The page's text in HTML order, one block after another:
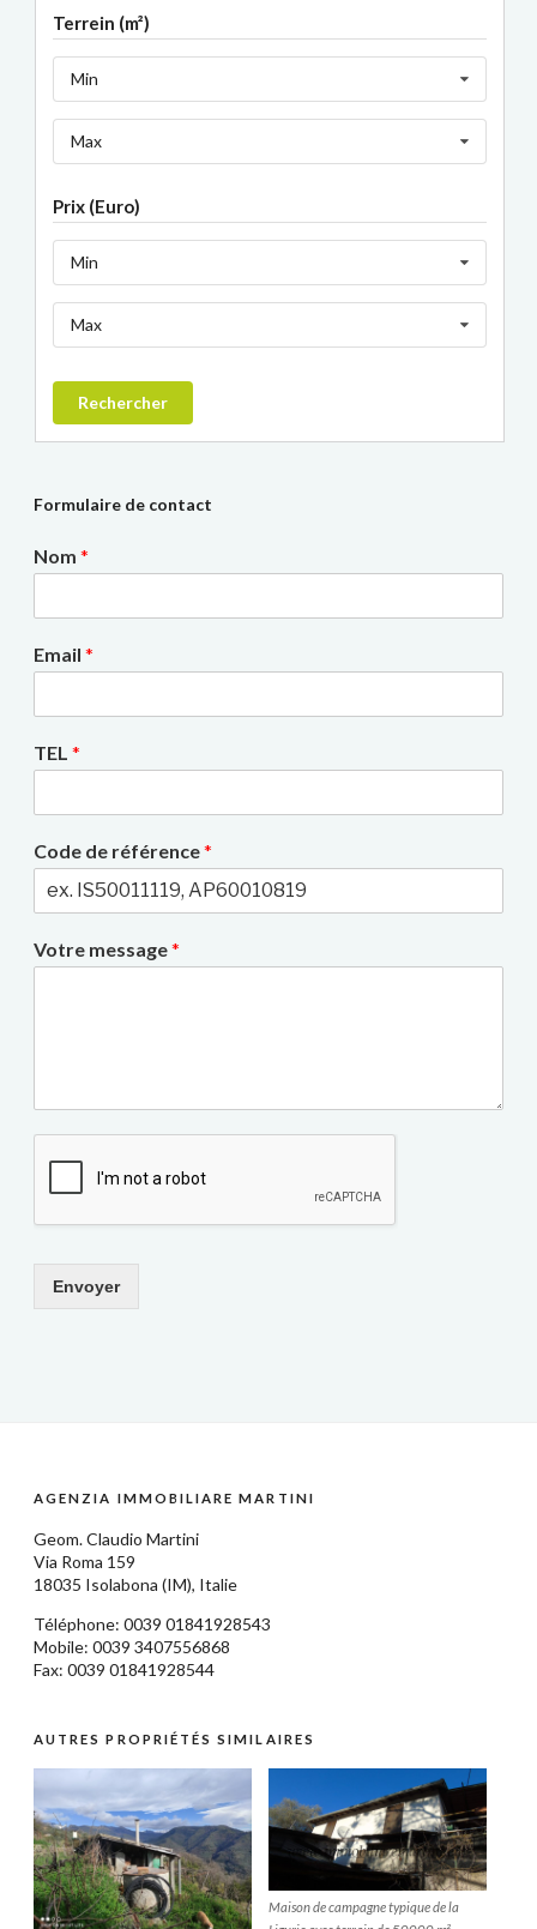
Terrein (m²)
Min
Max
Prix (Euro)
Min
Max
Rechercher
Formulaire de contact
Nom *
Email *
TEL *
Code de référence*
Votre message*
Envoyer
AGENZIA IMMOBILIARE MARTINI
Geom.Claudio Martini
Via Roma 159
18035 Isolabona (IM), Italie
Téléphone: 0039 01841928543
Mobile: 0039 3407556868
Fax: 0039 01841928544
AUTRES PROPRIÉTÉS SIMILAIRES
Maison de campagne typique de la